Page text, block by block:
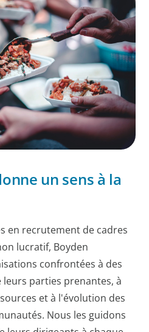
un sens à la
en recrutement de cadres
lucratif, Boyden
confrontées à des
parties prenantes, à
et à l'évolution des
Nous les guidons